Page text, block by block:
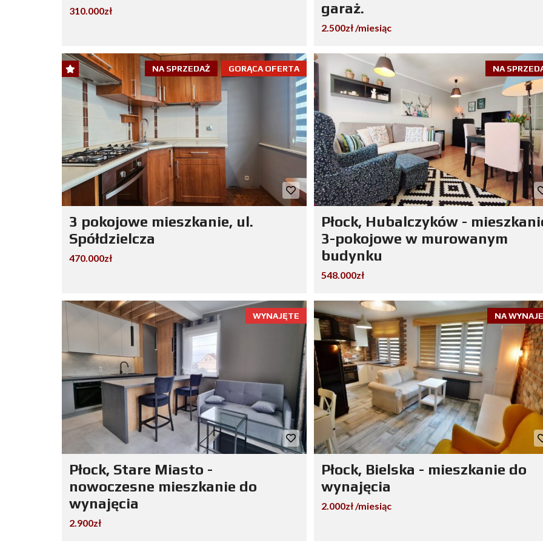
310.000zł garaż.
2.500zł /miesiąc
GORĄCA OFERTA
NA SPRZEDAŻ
3 pokojowe mieszkanie, ul.
Spółdzielcza
470.000zł
NA
Płock, Hubalczyków -
3-pokojowe w murowanym
budynku
548.000zł
WYNAJĘTE
Płock, Stare Miasto -
nowoczesne mieszkanie do
wynajęcia
2.900zł
NA
Płock, Bielska - mieszkanie do
wynajęcia
2.000zł /miesiąc